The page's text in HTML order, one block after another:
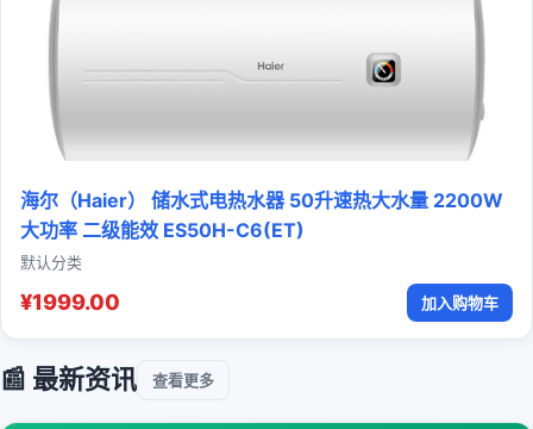
海尔（Haier） 储水式电热水器 50升速热大水量 2200W
大功率 二级能效 ES50H-C6(ET)
默认分类
¥1999.00 加入购物车
📰 最新资讯 查看更多